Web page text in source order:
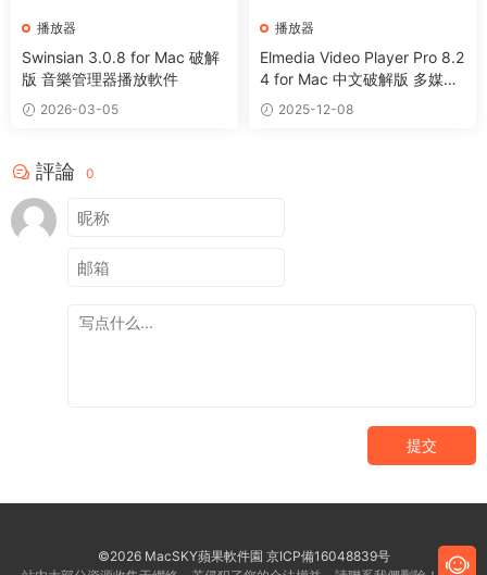
播放器
Swinsian 3.0.8 for Mac 破解
版 音樂管理器播放軟件
2026-03-05
播放器
Elmedia Video Player Pro 8.2
4 for Mac 中文破解版 多媒體
播放器
2025-12-08
評論 0
提交
©2026 MacSKY蘋果軟件園 京ICP備16048839号